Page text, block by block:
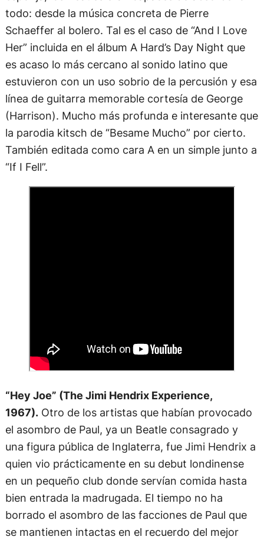
todo: desde la música concreta de Pierre
Schaeffer al bolero. Tal es el caso de “And I Love
Her” incluida en el álbum A Hard’s Day Night que
es acaso lo más cercano al sonido latino que
estuvieron con un uso sobrio de la percusión y esa
línea de guitarra memorable cortesía de George
(Harrison). Mucho más profunda e interesante que
la parodia kitsch de “Besame Mucho” por cierto.
También editada como cara A en un simple junto a
“If I Fell”.
“Hey Joe” (The Jimi Hendrix Experience,
1967).Otro de los artistas que habían provocado
el asombro de Paul, ya un Beatle consagrado y
una figura pública de Inglaterra, fue Jimi Hendrix a
quien vio prácticamente en su debut londinense
en un pequeño club donde servían comida hasta
bien entrada la madrugada. El tiempo no ha
borrado el asombro de las facciones de Paul que
se mantienen intactas en el recuerdo del mejor